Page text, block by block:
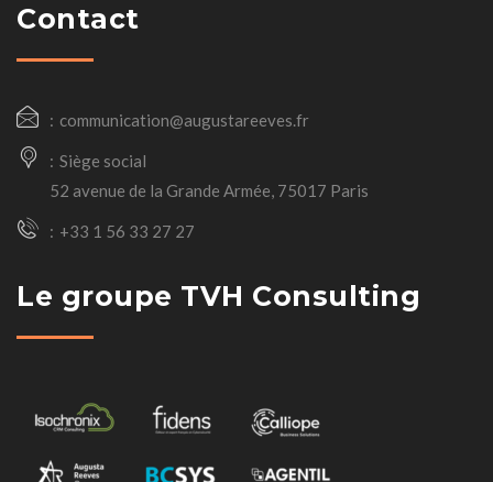
Contact
communication@augustareeves.fr
Siège social
52 avenue de la Grande Armée, 75017 Paris
+33 1 56 33 27 27
Le groupe TVH Consulting